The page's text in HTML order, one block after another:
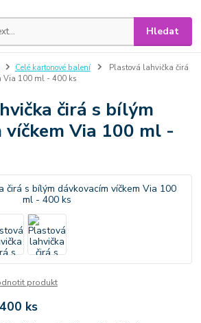
Hledat
Celé kartonové balení
Plastová lahvička čirá
Via 100 ml - 400 ks
čirá s bílým
víčkem Via 100 ml -
produkt
ks